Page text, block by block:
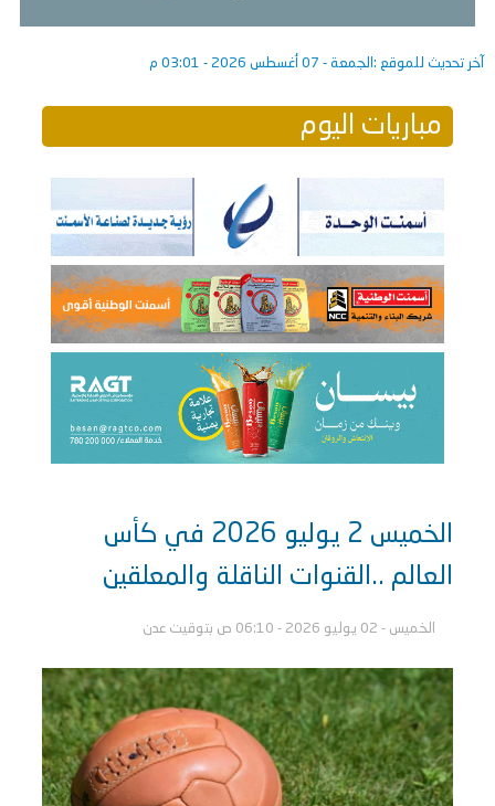
آخر تحديث للموقع : الجمعة - 07 أغسطس 2026 - 03:01 م
مباريات اليوم
الخميس 2 يوليو 2026 في كأس
العالم ..القنوات الناقلة والمعلقين
الخميس - 02 يوليو 2026 - 06:10 ص بتوقيت عدن